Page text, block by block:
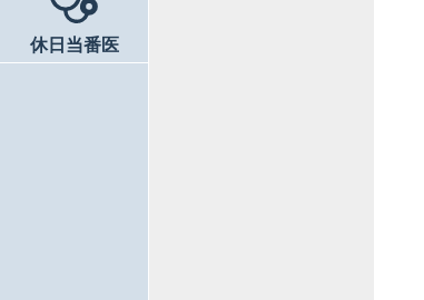
休日当番医